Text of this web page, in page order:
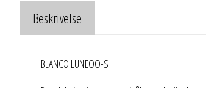
Beskrivelse
BLANCO LUNEOO-S